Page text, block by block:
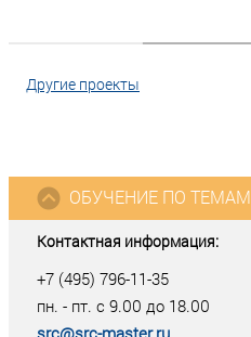
Другие проекты
Контактная информация:
+7 (495) 796-11-35
пн. - пт. с 9.00 до 18.00
ОБУЧЕНИЕ ПО ТЕМАМ